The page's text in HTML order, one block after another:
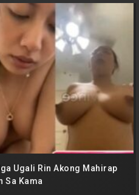
Ugali Rin Akong Mahirap
Sa Kama